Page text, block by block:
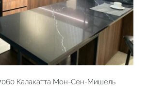
Калакатта Мон-Сен-Мишель